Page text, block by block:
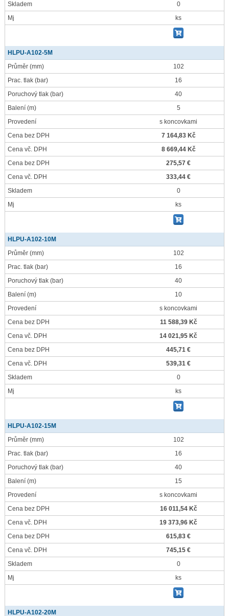
Skladem
0
Mj
ks
HLPU-A102-5M
Průměr (mm)
102
Prac. tlak (bar)
16
Poruchový tlak (bar)
40
Balení (m)
5
Provedení
s koncovkami
Cena bez DPH
7 164,83 Kč
Cena vč. DPH
8 669,44 Kč
Cena bez DPH
275,57 €
Cena vč. DPH
333,44 €
Skladem
0
Mj
ks
HLPU-A102-10M
Průměr (mm)
102
Prac. tlak (bar)
16
Poruchový tlak (bar)
40
Balení (m)
10
Provedení
s koncovkami
Cena bez DPH
11 588,39 Kč
Cena vč. DPH
14 021,95 Kč
Cena bez DPH
445,71 €
Cena vč. DPH
539,31 €
Skladem
0
Mj
ks
HLPU-A102-15M
Průměr (mm)
102
Prac. tlak (bar)
16
Poruchový tlak (bar)
40
Balení (m)
15
Provedení
s koncovkami
Cena bez DPH
16 011,54 Kč
Cena vč. DPH
19 373,96 Kč
Cena bez DPH
615,83 €
Cena vč. DPH
745,15 €
Skladem
0
Mj
ks
HLPU-A102-20M